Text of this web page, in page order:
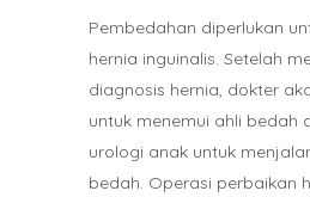
Pembedahan diperlukan
hernia inguinalis. Setelah
diagnosis hernia, dokter
untuk menemui ahli bedah
urologi anak untuk
bedah. Operasi perbaikan